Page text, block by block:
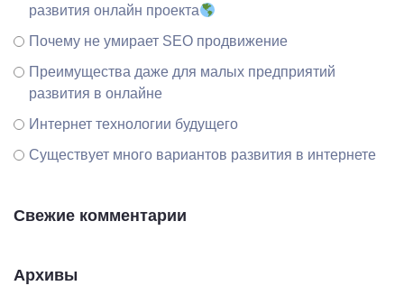
развития онлайн проекта
Почему не умирает SEO продвижение
Преимущества даже для малых предприятий
развития в онлайне
Интернет технологии будущего
Существует много вариантов развития в интернете
Свежие комментарии
Архивы